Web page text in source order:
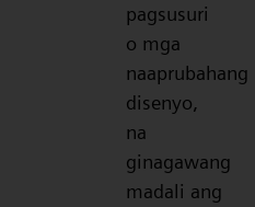
pagsusuri
o mga
naaprubahang
disenyo,
na
ginagawang
madali ang